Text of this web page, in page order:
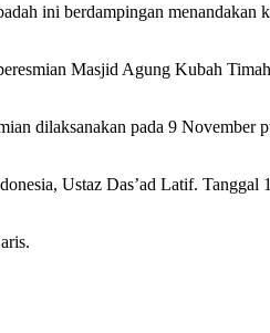
ini berdampingan menandakan
Masjid Agung Kubah
dilaksanakan pada 9 November
Ustaz Das’ad Latif.